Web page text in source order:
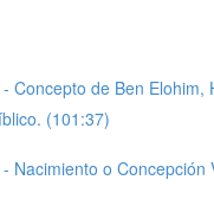
Concepto de Ben Elohim,
(101:37)
Nacimiento o Concepción